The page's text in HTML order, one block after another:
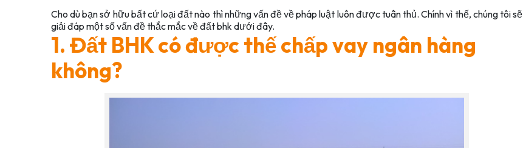
Cho dù bạn sở hữu bất cứ loại đất nào thì những vấn đề về pháp luật luôn được tuân thủ. Chính vì thế, chúng tôi sẽ
giải đáp một số vấn đề thắc mắc về đất bhk dưới đây.
1. Đất BHK có được thế chấp vay ngân hàng
không?